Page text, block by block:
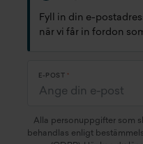
Fyll in din e-
när vi får in fordon
E-POST
Alla personuppgifter som
behandlas enligt